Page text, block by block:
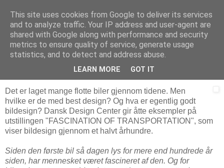
Arkitektur & Miljøteknologi
12 desember 2006
Fascinasjon og transport
Det er laget mange flotte biler gjennom tidene. Men
hvilke er de med best design? Og hva er egentlig godt
bildesign? Dansk Design Center gir åtte eksempler på
utstillingen "FASCINATION OF TRANSPORTATION", som
viser bildesign gjennom et halvt århundre.
Siden den første bil så dagen lys for mere end hundrede år
siden, har mennesket været fascineret af den. Og for
This site uses cookies from Google to deliver its services
and to analyze traffic. Your IP address and user-agent are
shared with Google along with performance and security
metrics to ensure quality of service, generate usage
statistics, and to detect and address abuse.
LEARN MORE GOT IT